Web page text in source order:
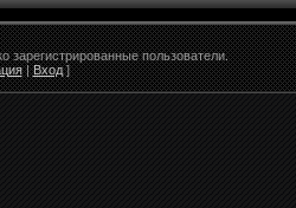
зарегистрированные пользователи.
|Вход]